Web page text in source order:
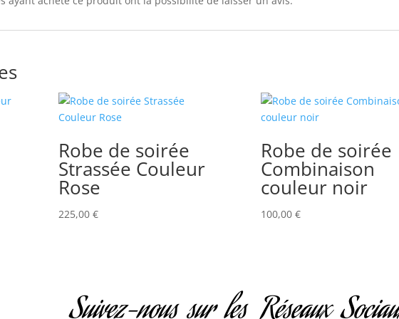
Robe de soirée
Strassée Couleur
Rose
225,00 €
Robe de soirée
Combinaison
couleur noir
100,00 €